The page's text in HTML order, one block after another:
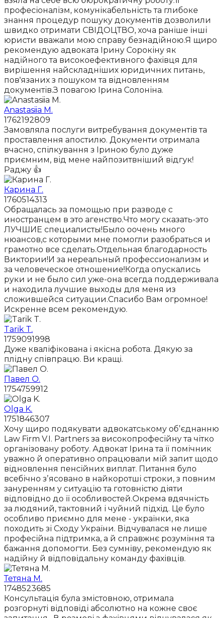
професіоналізм, комунікабельність та глибоке
знання процедур пошуку документів дозволили
швидко отримати СВІДОЦТВО, хоча раніше інші
юристи вважали мою справу безнадійною.Я щиро
рекомендую адвоката Ірину Сорокіну як
надійного та високоефективного фахівця для
вирішення найскладніших юридичних питань,
пов'язаних з пошуком та відновленням
документів.З повагою Ірина Солоніна.
Anastasiia M.
1762192809
Замовляла послуги витребування документів та
проставлення апостилю. Документи отримала
вчасно, спілкування з Іриною було дуже
приємним, від мене найпозитвніший відгук!
Раджу 👍
Карина Г.
1760514313
Обращалась за помощью при разводе с
иностранцем в это агенство.Что могу сказать-это
ЛУЧШИЕ специалисты!Было оочень много
нюансов,с которыми мне помогли разобраться и
грамотно все сделать.Отдельная благодарность
Виктории!И за нереальный профессионализм и
за человеческое отношение!Когда опускались
руки и не было сил уже-она всегда поддерживала
и находила лучшие выходы для меня из
сложившейся ситуации.Спасибо Вам огромное!
Искренне всем рекомендую.
Tarik T.
1759091998
Дуже кваліфікована і якісна робота. Дякую за
плідну співпрацю. Ви кращі.
Павел О.
1754759912
Olga K.
1751846307
Хочу щиро подякувати адвокатському обʼєднанню
Law Firm V.I. Partners за високопрофесійну та чітко
організовану роботу. Адвокат Ірина та її помічник
уважно й оперативно опрацювали мій запит щодо
відновлення пенсійних виплат. Питання було
всебічно зʼясовано в найкоротші строки, з повним
зануренням у ситуацію та готовністю діяти
відповідно до її особливостей.Окрема вдячність
за людяний, тактовний і чуйний підхід. Це було
особливо приємно для мене - українки, яка
походить зі Сходу України. Відчувалася не лише
професійна підтримка, а й справжнє розуміння та
бажання допомогти. Без сумніву, рекомендую як
надійну й відповідальну команду фахівців.
Тетяна М.
1748523685
Консультація була змістовною, отримала
розгорнуті відповіді абсолютно на кожне своє